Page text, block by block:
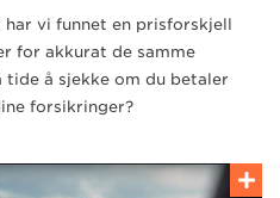
vi funnet en prisforskjell
for akkurat de samme
tide å sjekke om du betaler
forsikringer?